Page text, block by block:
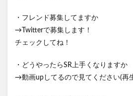
・フレンド募集してますか
→Twitterで募集します！
チェックしてね！
・どうやったらSR上手くなりますか
→動画upしてるので見てください(再